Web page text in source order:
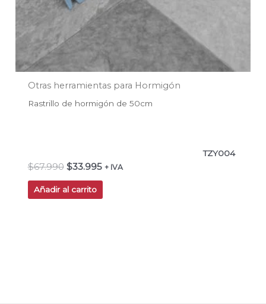
Otras herramientas para Hormigón
Rastrillo de hormigón de 50cm
TZY004
$67.990 $33.995 + IVA
Añadir al carrito